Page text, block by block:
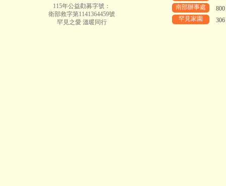
115年公益勸募字號：
衛部救字第1141364459號
罕見之愛 溫暖同行
南部辦事處
罕見家園